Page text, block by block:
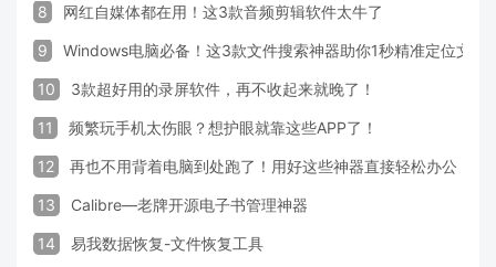
8 网红自媒体都在用！这3款音频剪辑软件太牛了
9 Windows电脑必备！这3款文件搜索神器助你1秒精准定位文件
10 3款超好用的录屏软件，再不收起来就晚了！
11 频繁玩手机太伤眼？想护眼就靠这些APP了！
12 再也不用背着电脑到处跑了！用好这些神器直接轻松办公
13 Calibre—老牌开源电子书管理神器
14 易我数据恢复-文件恢复工具